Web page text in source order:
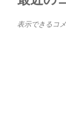
表示できるコ